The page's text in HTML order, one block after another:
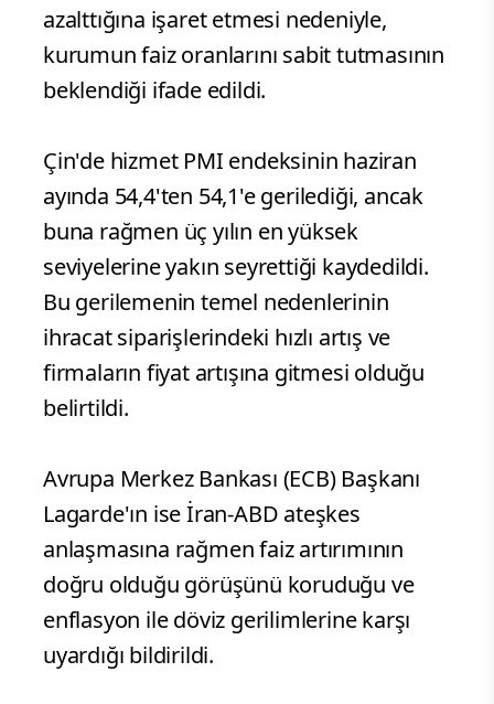
azalttığına işaret etmesi nedeniyle,
kurumun faiz oranlarını sabit tutmasının
beklendiği ifade edildi.
Çin'de hizmet PMI endeksinin haziran
ayında 54,4'ten 54,1'e gerilediği, ancak
buna rağmen üç yılın en yüksek
seviyelerine yakın seyrettiği kaydedildi.
Bu gerilemenin temel nedenlerinin
ihracat siparişlerindeki hızlı artış ve
firmaların fiyat artışına gitmesi olduğu
belirtildi.
Avrupa Merkez Bankası (ECB) Başkanı
Lagarde'ın ise İran-ABD ateşkes
anlaşmasına rağmen faiz artırımının
doğru olduğu görüşünü koruduğu ve
enflasyon ile döviz gerilimlerine karşı
uyardığı bildirildi.